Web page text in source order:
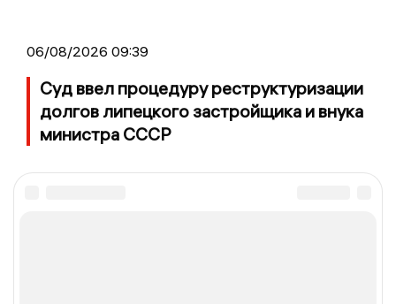
06/08/2026 09:39
Суд ввел процедуру реструктуризации
долгов липецкого застройщика и внука
министра СССР